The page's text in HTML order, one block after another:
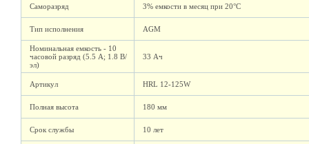
Саморазряд 3% емкости в месяц при 20°C
Тип исполнения AGM
Номинальная емкость - 10
часовой разряд (5.5 А; 1.8 В/
эл)
33 Ач
Артикул HRL 12-125W
Полная высота 180 мм
Срок службы 10 лет